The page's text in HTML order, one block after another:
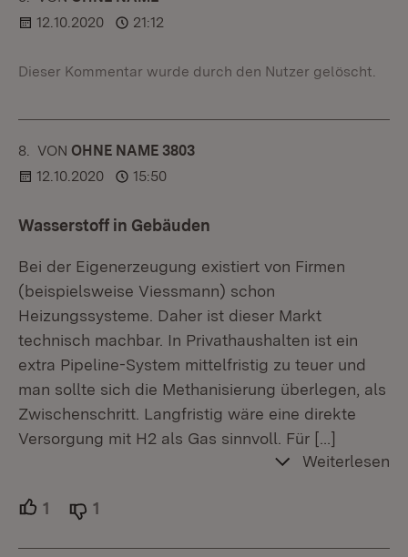
12.10.2020
21:12
Dieser Kommentar wurde durch den Nutzer gelöscht.
8. KOMMENTAR
VON :OHNE NAME 3803
12.10.2020
15:50
Wasserstoff in Gebäuden
Bei der Eigenerzeugung existiert von Firmen
(beispielsweise Viessmann) schon
Heizungssysteme. Daher ist dieser Markt
technisch machbar. In Privathaushalten ist ein
extra Pipeline-System mittelfristig zu teuer und
man sollte sich die Methanisierung überlegen, als
Zwischenschritt. Langfristig wäre eine direkte
Versorgung mit H2 als Gas sinnvoll. Für […]
Weiterlesen
1 Unterstützer.
1